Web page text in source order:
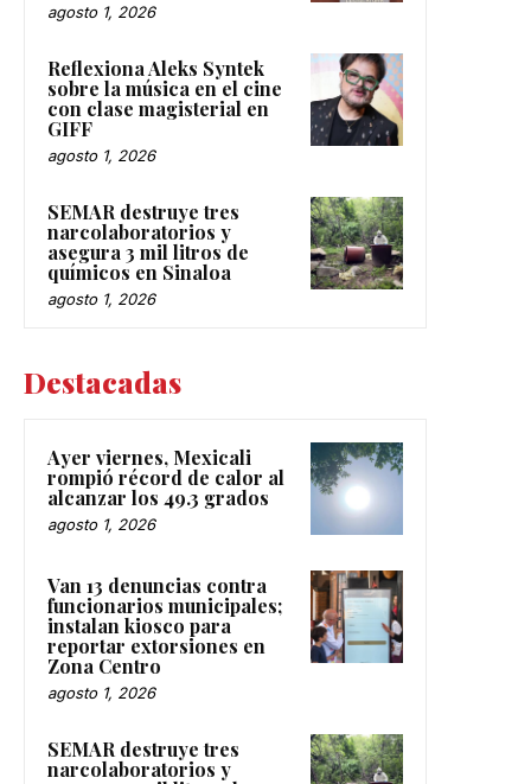
agosto 1, 2026
Reflexiona Aleks Syntek
sobre la música en el cine
con clase magisterial en
GIFF
agosto 1, 2026
SEMAR destruye tres
narcolaboratorios y
asegura 3 mil litros de
químicos en Sinaloa
agosto 1, 2026
Destacadas
Ayer viernes, Mexicali
rompió récord de calor al
alcanzar los 49.3 grados
agosto 1, 2026
Van 13 denuncias contra
funcionarios municipales;
instalan kiosco para
reportar extorsiones en
Zona Centro
agosto 1, 2026
SEMAR destruye tres
narcolaboratorios y